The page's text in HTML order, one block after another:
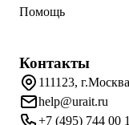
Помощь
Контакты
111123,
help@urait.ru
+7 (495) 744 00